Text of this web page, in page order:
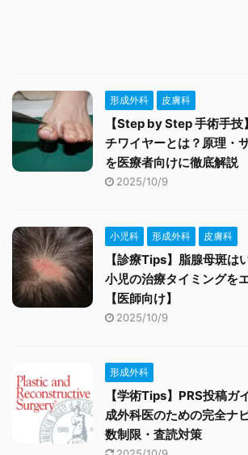
形成外科 皮膚科
【Step by Step 手術手
チワイヤーとは？原理・
を医療者向けに徹底解説
2025/10/9
小児科 形成外科 皮膚科
【診療Tips】脂腺母斑は
小児の治療タイミングを
【医師向け】
2025/10/9
形成外科
【学術Tips】PRS投稿
成外科医のための完全ナ
数制限・査読対策